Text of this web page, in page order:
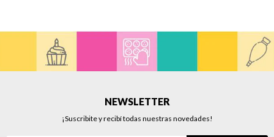
NEWSLETTER
¡Suscribite y recibí todas nuestras novedades!